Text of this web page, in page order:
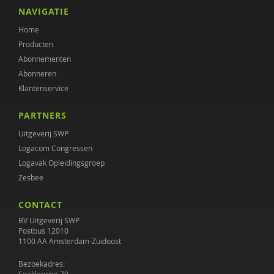
Henk Ferwerda
Maaike Habra
Jan Hendriks
Simone 't Hooft
Janine Janssen
Wouter Jongebreur
Rosa Koenraadt
Anouk Kok
Margriet Lenkens
NAVIGATIE
Home
Producten
Abonnementen
Abonneren
Klantenservice
PARTNERS
Uitgeverij SWP
Logacom Congressen
Logavak Opleidingsgroep
Zesbee
CONTACT
BV Uitgeverij SWP
Postbus 12010
1100 AA Amsterdam-Zuidoost
Bezoekadres: